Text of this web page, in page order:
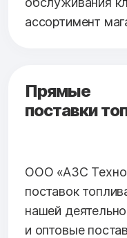
ассортимент
Прямые
поставки
ООО «АЗС
поставок
нашей
и оптовые